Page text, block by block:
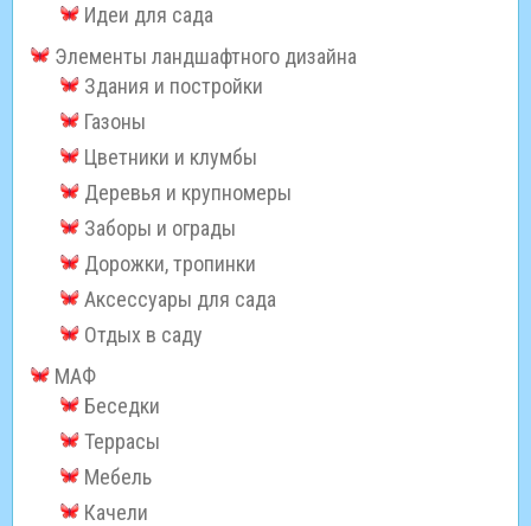
Идеи для сада
Элементы ландшафтного дизайна
Здания и постройки
Газоны
Цветники и клумбы
Деревья и крупномеры
Заборы и ограды
Дорожки, тропинки
Аксессуары для сада
Отдых в саду
МАФ
Беседки
Террасы
Мебель
Качели